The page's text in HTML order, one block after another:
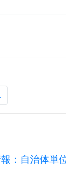
：自治体単